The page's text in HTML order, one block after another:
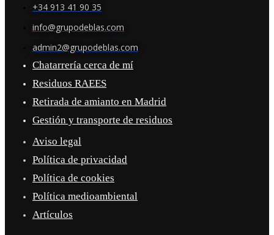
+34 913 41 90 35
info@grupodeblas.com
admin2@grupodeblas.com
Chatarrería cerca de mí
Residuos RAEES
Retirada de amianto en Madrid
Gestión y transporte de residuos
Aviso legal
Política de privacidad
Política de cookies
Política medioambiental
Artículos